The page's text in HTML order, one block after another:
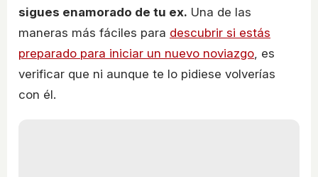
sigues enamorado de tu ex. Una de las
maneras más fáciles para descubrir si estás
preparado para iniciar un nuevo noviazgo, es
verificar que ni aunque te lo pidiese volverías
con él.